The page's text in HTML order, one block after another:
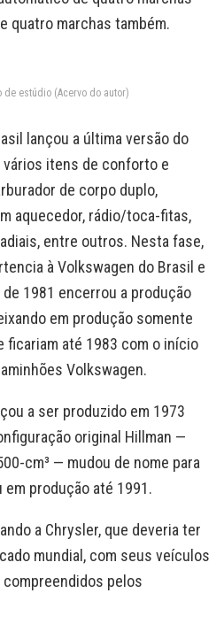
quatro marchas também.
de estúdio (Acervo do autor)
lançou a última versão do
vários itens de conforto e
de corpo duplo,
aquecedor, rádio/toca-fitas,
entre outros. Nesta fase,
à Volkswagen do Brasil e
1981 encerrou a produção
em produção somente
ficariam até 1983 com o início
Volkswagen.
a ser produzido em 1973
original Hillman —
cm³ — mudou de nome para
em produção até 1991.
a Chrysler, que deveria ter
mundial, com seus veículos
compreendidos pelos